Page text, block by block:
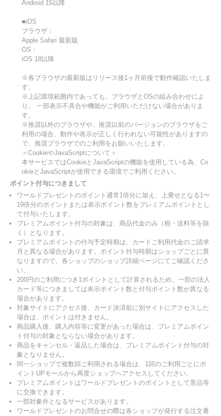
Android 15以降
■iOS
ブラウザ：
Apple Safari 最新版
OS：
iOS 18以降
※各ブラウザの最新版はリリース後1ヶ月前後で動作確認いたしま
す。
※上記環境範囲内であっても、ブラウザとOSの組み合わせによ
り、 一部表示不具合や機能がご利用いただけない場合がありま
す。
※推奨以外のブラウザや、推奨以前のバージョンのブラウザをご
利用の場合、動作や表示が正しく行われない可能性がありますの
で、推奨ブラウザでのご利用をお願いいたします。
＜CookieやJavaScriptについて＞
本サービスではCookieとJavaScriptの機能を使用している為、Co
okieとJavaScriptが使用できる環境でご利用ください。
ポイント付与につきまして
ワールドプレゼントのポイント通常1倍分に加え、上乗せとなる1〜
19倍分のポイントまたは表示ポイント数をプレミアムポイントとし
て付与いたします。
プレミアムポイント付与の対象は、商品代金のみ（税・送料等を除
く）となります。
プレミアムポイントの付与予定時期は、カードご利用代金のご請求
月と異なる場合があります。ポイント付与時期はショップごとに異
なりますので、各ショップのショップ詳細ページにてご確認くださ
い。
200円のご利用につき1ポイントとして計算されるため、一部の法人
カード等につきましては表示ポイント数と付与ポイント数が異なる
場合があります。
対象サイトにアクセス後、カード決済前に別サイトにアクセスした
場合は、ポイントは付きません。
商品購入後、購入内容等に変更があった場合は、プレミアムポイン
ト付与の対象とならない場合があります。
商品をキャンセル・返品した場合は、プレミアムポイント付与の対
象となりません。
同一ショップで複数回ご利用される場合は、1回のご利用ごとにポ
イントUPモールから再度ショップへアクセスしてください。
プレミアムポイントはワールドプレゼントのポイントとして景品等
に交換できます。
一部対象外となるサービスがあります。
ワールドプレゼントのお問合せの際は各ショップが発行する注文番